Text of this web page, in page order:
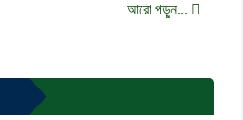
আরো পড়ুন...